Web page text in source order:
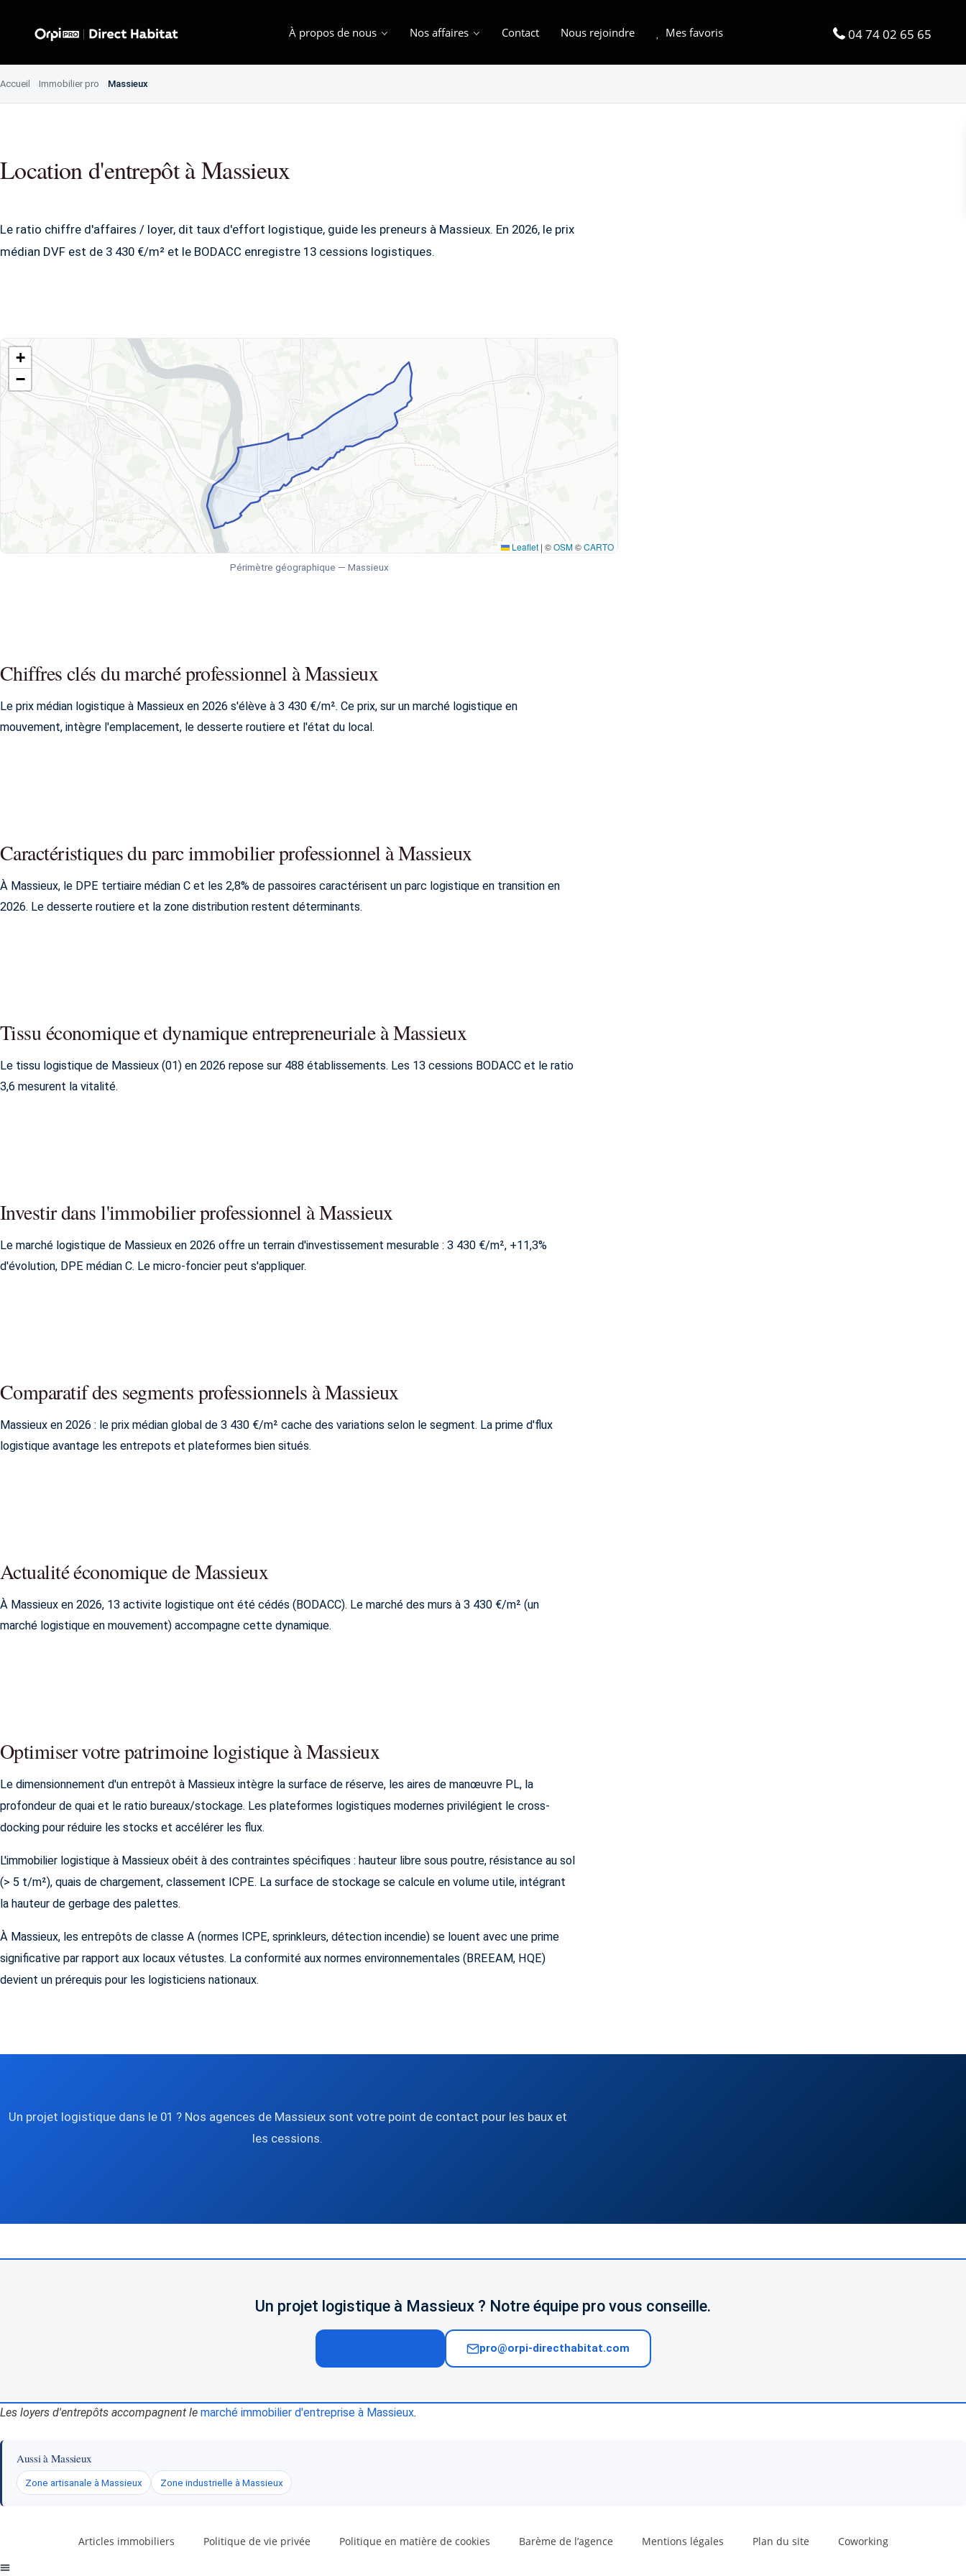
À propos de nous Nos affaires Contact Nous rejoindre Mes favoris 04 74 02 65 65
Accueil Immobilier pro Massieux
Location d'entrepôt à Massieux
Le ratio chiffre d'affaires / loyer, dit taux d'effort logistique, guide les preneurs à Massieux. En 2026, le prix
médian DVF est de 3 430 €/m² et le BODACC enregistre 13 cessions logistiques.
+
−
Leaflet | ©OSM©CARTO
Périmètre géographique — Massieux
Chiffres clés du marché professionnel à Massieux
Le prix médian logistique à Massieux en 2026 s'élève à 3 430 €/m². Ce prix, sur un marché logistique en
mouvement, intègre l'emplacement, le desserte routiere et l'état du local.
Caractéristiques du parc immobilier professionnel à Massieux
À Massieux, le DPE tertiaire médian C et les 2,8% de passoires caractérisent un parc logistique en transition en
2026. Le desserte routiere et la zone distribution restent déterminants.
Tissu économique et dynamique entrepreneuriale à Massieux
Le tissu logistique de Massieux (01) en 2026 repose sur 488 établissements. Les 13 cessions BODACC et le ratio
3,6 mesurent la vitalité.
Investir dans l'immobilier professionnel à Massieux
Le marché logistique de Massieux en 2026 offre un terrain d'investissement mesurable : 3 430 €/m², +11,3%
d'évolution, DPE médian C. Le micro-foncier peut s'appliquer.
Comparatif des segments professionnels à Massieux
Massieux en 2026 : le prix médian global de 3 430 €/m² cache des variations selon le segment. La prime d'flux
logistique avantage les entrepots et plateformes bien situés.
Actualité économique de Massieux
À Massieux en 2026, 13 activite logistique ont été cédés (BODACC). Le marché des murs à 3 430 €/m² (un
marché logistique en mouvement) accompagne cette dynamique.
Optimiser votre patrimoine logistique à Massieux
Le dimensionnement d'un entrepôt à Massieux intègre la surface de réserve, les aires de manœuvre PL, la
profondeur de quai et le ratio bureaux/stockage. Les plateformes logistiques modernes privilégient le cross-
docking pour réduire les stocks et accélérer les flux.
L'immobilier logistique à Massieux obéit à des contraintes spécifiques : hauteur libre sous poutre, résistance au sol
(> 5 t/m²), quais de chargement, classement ICPE. La surface de stockage se calcule en volume utile, intégrant
la hauteur de gerbage des palettes.
À Massieux, les entrepôts de classe A (normes ICPE, sprinkleurs, détection incendie) se louent avec une prime
significative par rapport aux locaux vétustes. La conformité aux normes environnementales (BREEAM, HQE)
devient un prérequis pour les logisticiens nationaux.
Un projet logistique dans le 01 ? Nos agences de Massieux sont votre point de contact pour les baux et
les cessions.
Un projet logistique à Massieux ? Notre équipe pro vous conseille.
pro@orpi-directhabitat.com
Les loyers d'entrepôts accompagnent le marché immobilier d'entreprise à Massieux.
Aussi à Massieux
Zone artisanale à Massieux Zone industrielle à Massieux
Articles immobiliers Politique de vie privée Politique en matière de cookies Barème de l’agence Mentions légales Plan du site Coworking